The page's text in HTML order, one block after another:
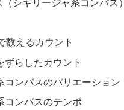
シギリージャ系コンパス）
数えるカウント
ずらしたカウント
コンパスのバリエーション
コンパスのテンポ